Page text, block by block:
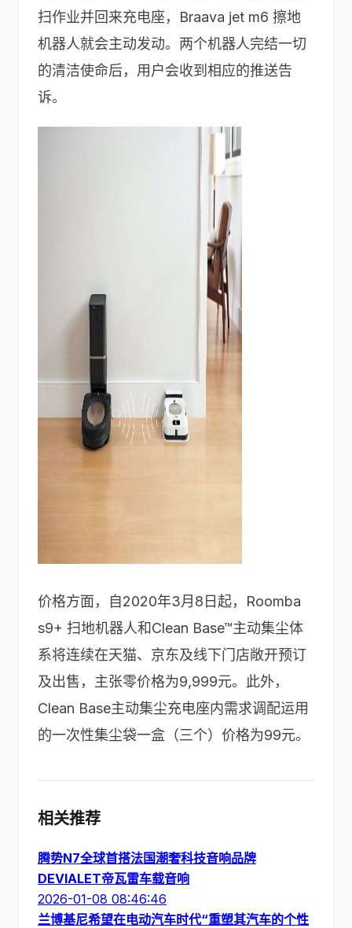
扫作业并回来充电座，Braava jet m6 擦地
机器人就会主动发动。两个机器人完结一切
的清洁使命后，用户会收到相应的推送告
诉。
价格方面，自2020年3月8日起，Roomba
s9+ 扫地机器人和Clean Base™主动集尘体
系将连续在天猫、京东及线下门店敞开预订
及出售，主张零价格为9,999元。此外，
Clean Base主动集尘充电座内需求调配运用
的一次性集尘袋一盒（三个）价格为99元。
相关推荐
腾势N7全球首搭法国潮奢科技音响品牌
DEVIALET帝瓦雷车载音响
2026-01-08 08:46:46
兰博基尼希望在电动汽车时代“重塑其汽车的个性